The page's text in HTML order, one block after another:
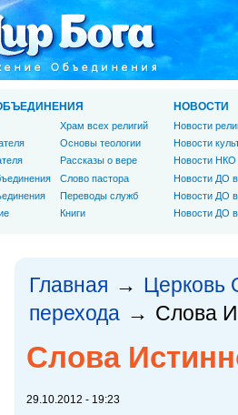
Главная → Церковь
перехода → Слова
Слова
29.10.2012 - 19:23
Храм всех религий
Основы теологии
Рассказы о вере
Слово пастора
Переводы служб
Книги
НОВОСТИ
Новости
Новости
Новости НКО
Новости ДО
Новости ДО
Новости ДО